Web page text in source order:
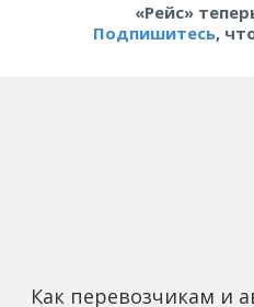
«Рейс»
Подпишитесь,
Как перевозчикам и